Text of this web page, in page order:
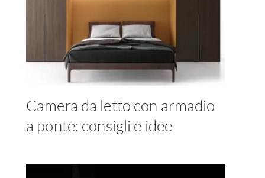
Camera da letto con armadio
a ponte: consigli e idee